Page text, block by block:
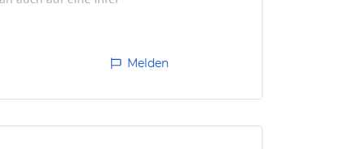
Betten, ein Bad mit
Melden